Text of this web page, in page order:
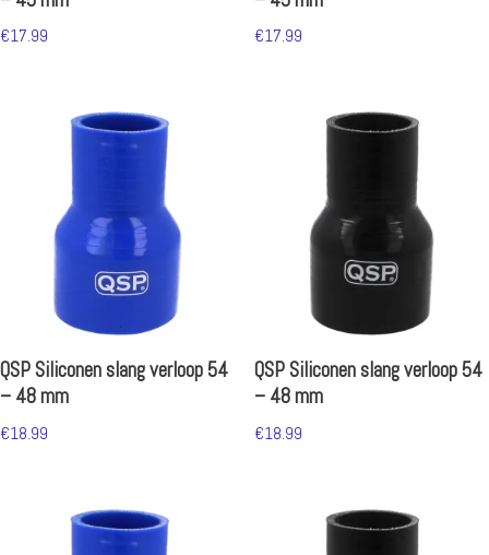
€17.99 €17.99
QSP Siliconen slang verloop 54
– 48 mm
€18.99
QSP Siliconen slang verloop 54
– 48 mm
€18.99